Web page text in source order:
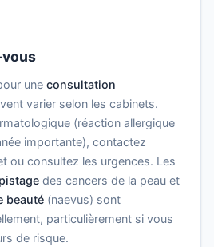
une consultation
varier selon les cabinets.
(réaction allergique
importante), contactez
ou consultez les urgences. Les
des cancers de la peau et
beauté (naevus) sont
particulièrement si vous
de risque.